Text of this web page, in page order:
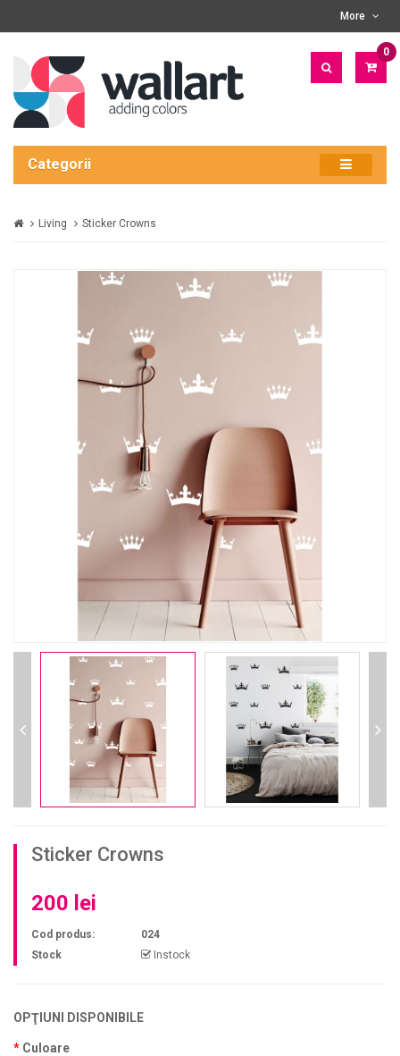
More
0
Categorii
Living Sticker Crowns
Sticker Crowns
200 lei
Cod produs:
024
Stock
Instock
OPŢIUNI DISPONIBILE
Culoare